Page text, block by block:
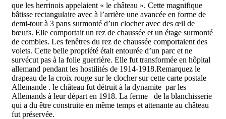
que les herrinois appelaient « le château ». Cette magnifique
bâtisse rectangulaire avec à l’arrière une avancée en forme de
demi-tour à 3 pans surmonté d’un clocher avec des œil de
bœufs. Elle comportait un rez de chaussée et un étage surmonté
de combles. Les fenêtres du rez de chaussée comportaient des
volets. Cette belle propriété était entourée d’un parc et ne
survécut pas à la folie guerrière. Elle fut transformée en hôpital
allemand pendant les hostilités de 1914-1918.Remarquez le
drapeau de la croix rouge sur le clocher sur cette carte postale
Allemande . le château fut détruit à la dynamite par les
Allemands à leur départ en 1918. La ferme de la blanchisserie
qui a du être construite en même temps et attenante au château
fut préservée.